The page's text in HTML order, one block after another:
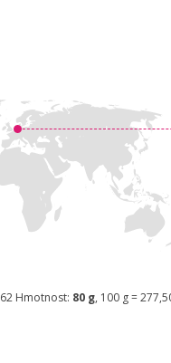
Hmotnost: 80 g, 100 g =